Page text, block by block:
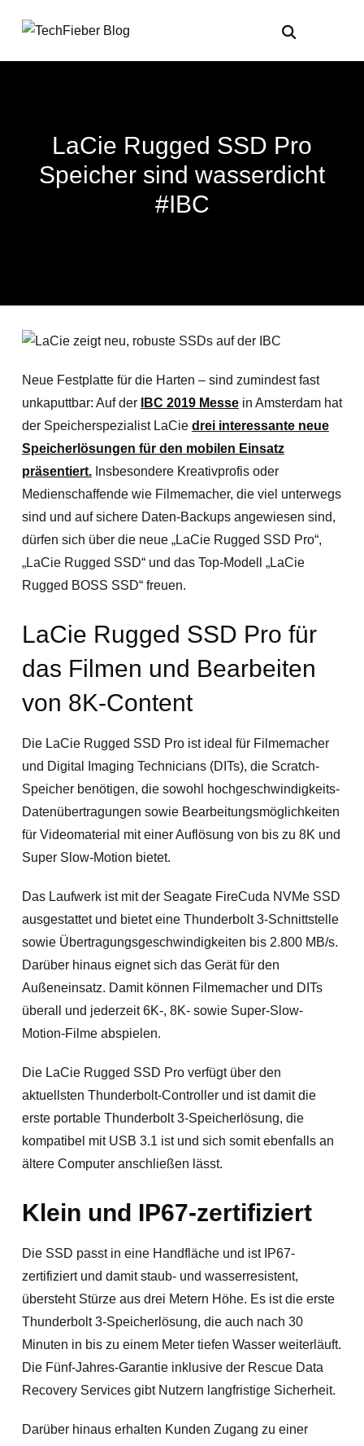
LaCie Rugged SSD Pro
Speicher sind wasserdicht
#IBC
Neue Festplatte für die Harten – sind zumindest fast
unkaputtbar: Auf der
IBC 2019 Messein Amsterdam hat
der Speicherspezialist LaCie drei interessante neue
Speicherlösungen für den mobilen Einsatz
präsentiert. Insbesondere Kreativprofis oder
Medienschaffende wie Filmemacher, die viel unterwegs
sind und auf sichere Daten-Backups angewiesen sind,
dürfen sich über die neue „LaCie Rugged SSD Pro“,
„LaCie Rugged SSD“ und das Top-Modell „LaCie
Rugged BOSS SSD“ freuen.
LaCie Rugged SSD Pro für
das Filmen und Bearbeiten
von 8K-Content
Die LaCie Rugged SSD Pro ist ideal für Filmemacher
und Digital Imaging Technicians (DITs), die Scratch-
Speicher benötigen, die sowohl hochgeschwindigkeits-
Datenübertragungen sowie Bearbeitungsmöglichkeiten
für Videomaterial mit einer Auflösung von bis zu 8K und
Super Slow-Motion bietet.
Das Laufwerk ist mit der Seagate FireCuda NVMe SSD
ausgestattet und bietet eine Thunderbolt 3-Schnittstelle
sowie Übertragungsgeschwindigkeiten bis 2.800 MB/s.
Darüber hinaus eignet sich das Gerät für den
Außeneinsatz. Damit können Filmemacher und DITs
überall und jederzeit 6K-, 8K- sowie Super-Slow-
Motion-Filme abspielen.
Die LaCie Rugged SSD Pro verfügt über den
aktuellsten Thunderbolt-Controller und ist damit die
erste portable Thunderbolt 3-Speicherlösung, die
kompatibel mit USB 3.1 ist und sich somit ebenfalls an
ältere Computer anschließen lässt.
Klein und IP67-zertifiziert
Die SSD passt in eine Handfläche und ist IP67-
zertifiziert und damit staub- und wasserresistent,
übersteht Stürze aus drei Metern Höhe. Es ist die erste
Thunderbolt 3-Speicherlösung, die auch nach 30
Minuten in bis zu einem Meter tiefen Wasser weiterläuft.
Die Fünf-Jahres-Garantie inklusive der Rescue Data
Recovery Services gibt Nutzern langfristige Sicherheit.
Darüber hinaus erhalten Kunden Zugang zu einer